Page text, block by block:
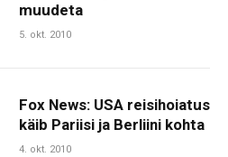
muudeta
5. okt. 2010
Fox News: USA reisihoiatus
käib Pariisi ja Berliini kohta
4. okt. 2010